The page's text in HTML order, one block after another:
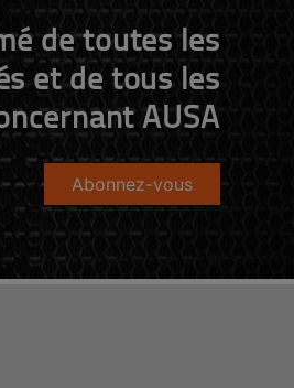
de toutes les
et de tous les
AUSA
Abonnez-vous